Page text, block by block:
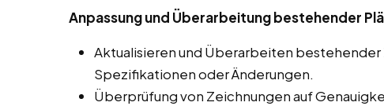
Anpassung und Überarbeitung bestehender
Aktualisieren und Überarbeiten bestehender
Spezifikationen oder Änderungen.
Überprüfung von Zeichnungen auf